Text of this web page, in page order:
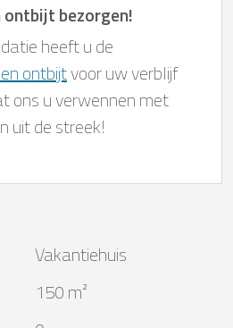
ontbijt bezorgen!
heeft u de
ontbijtvoor uw verblijf
ons u verwennen met
uit de streek!
Vakantiehuis
150 m²